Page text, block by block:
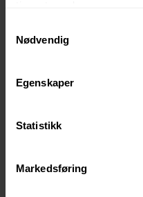
Nødvendig
Egenskaper
Statistikk
Markedsføring